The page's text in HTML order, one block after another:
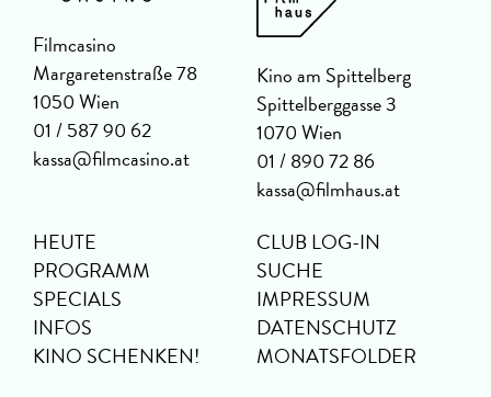
Filmcasino
Margaretenstraße 78
1050 Wien
01 / 587 90 62
kassa@filmcasino.at
Kino am Spittelberg
Spittelberggasse 3
1070 Wien
01 / 890 72 86
kassa@filmhaus.at
HEUTE
PROGRAMM
SPECIALS
INFOS
KINO SCHENKEN!
CLUB LOG-IN
SUCHE
IMPRESSUM
DATENSCHUTZ
MONATSFOLDER